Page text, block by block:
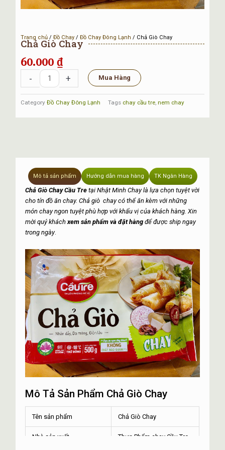
Trang chủ /Đồ Chay /Đồ Chay Đông Lạnh / Chả Giò Chay
Chả Giò Chay
60.000₫
-
Chay
số
lượng
+ Mua Hàng
Category Đồ Chay Đông Lạnh Tags chay cầu tre ,nem chay
Mô tả sản phẩm Hướng dẫn mua hàng TK Ngân Hàng
Chả Giò Chay Cầu Tre tại Nhật Minh Chay là lựa chọn tuyệt vời
cho tín đồ ăn chay. Chả giò chay có thể ăn kèm với những
món chay ngon tuyệt phù hợp với khẩu vị của khách hàng. Xin
mời quý kháchxem sản phẩm và đặt hàng để được ship ngay
trong ngày.
Mô Tả Sản Phẩm Chả Giò Chay
Tên sản phẩm Chả Giò Chay
Nhà sản xuất Thực Phẩm chay Cầu Tre.